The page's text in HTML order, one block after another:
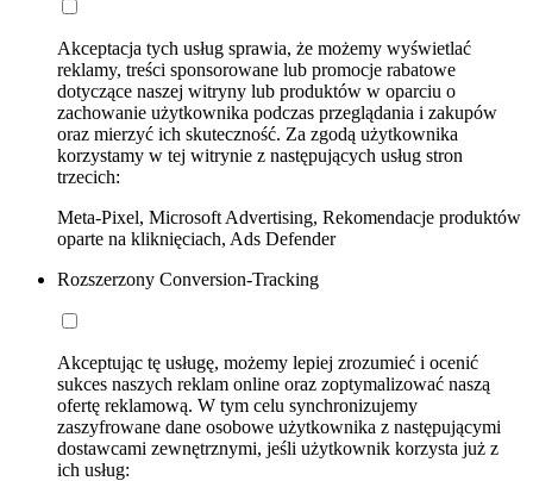
Akceptacja tych usług sprawia, że możemy wyświetlać
reklamy, treści sponsorowane lub promocje rabatowe
dotyczące naszej witryny lub produktów w oparciu o
zachowanie użytkownika podczas przeglądania i zakupów
oraz mierzyć ich skuteczność. Za zgodą użytkownika
korzystamy w tej witrynie z następujących usług stron
trzecich:
Meta-Pixel, Microsoft Advertising, Rekomendacje produktów
oparte na kliknięciach, Ads Defender
Rozszerzony Conversion-Tracking
Akceptując tę usługę, możemy lepiej zrozumieć i ocenić
sukces naszych reklam online oraz zoptymalizować naszą
ofertę reklamową. W tym celu synchronizujemy
zaszyfrowane dane osobowe użytkownika z następującymi
dostawcami zewnętrznymi, jeśli użytkownik korzysta już z
ich usług: